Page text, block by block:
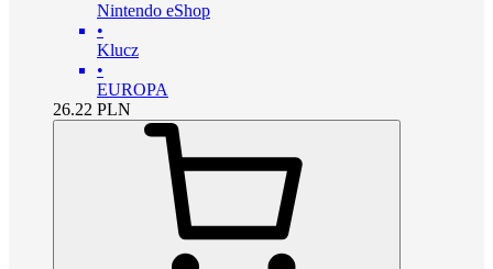
Nintendo eShop
•
Klucz
•
EUROPA
26.22 PLN